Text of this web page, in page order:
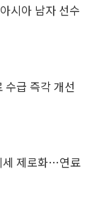
시아 남자 선수
수급 즉각 개선
세 제로화…연료